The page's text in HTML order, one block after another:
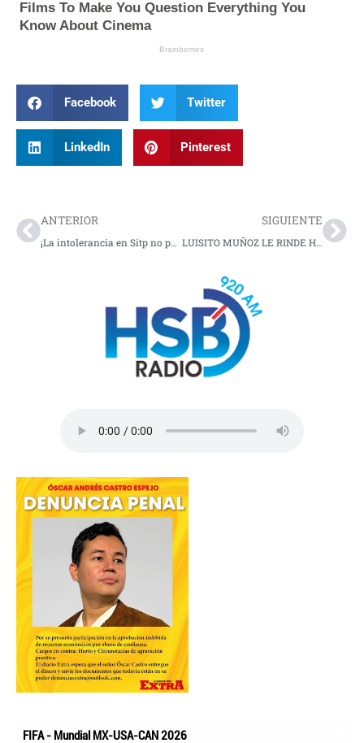
Facebook Twitter
LinkedIn Pinterest
ANTERIOR
¡La intolerancia en Sitp no para! Conductor gravemente golpeado
SIGUIENTE
LUISITO MUÑOZ LE RINDE HOMENAJE A SU PADRE EN SU MÁS RECIENTE TEMA “TÚ ERES EL REY”